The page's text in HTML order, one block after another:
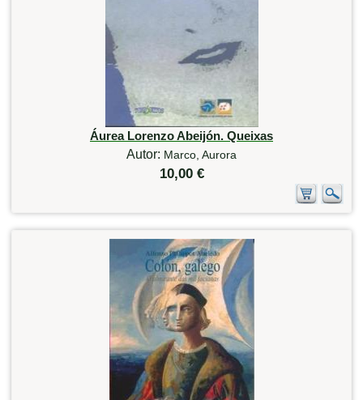
Áurea Lorenzo Abeijón. Queixas
Autor: Marco, Aurora
10,00 €